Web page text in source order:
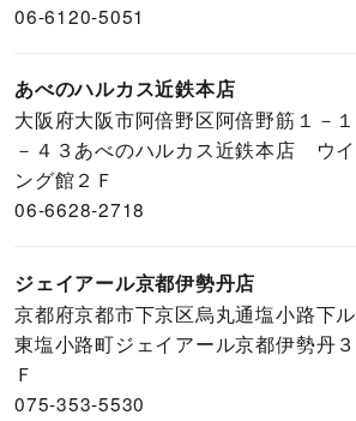
06-6120-5051
あべのハルカス近鉄本店
大阪府大阪市阿倍野区阿倍野筋１－１
－４３あべのハルカス近鉄本店 ウイ
ング館２Ｆ
06-6628-2718
ジェイアール京都伊勢丹店
京都府京都市下京区烏丸通塩小路下ル
東塩小路町ジェイアール京都伊勢丹３
Ｆ
075-353-5530